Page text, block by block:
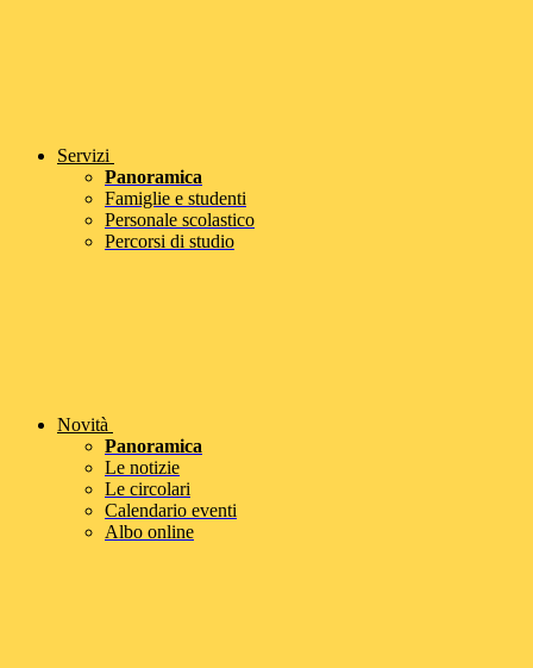
Servizi
Panoramica
Famiglie e studenti
Personale scolastico
Percorsi di studio
Novità
Panoramica
Le notizie
Le circolari
Calendario eventi
Albo online